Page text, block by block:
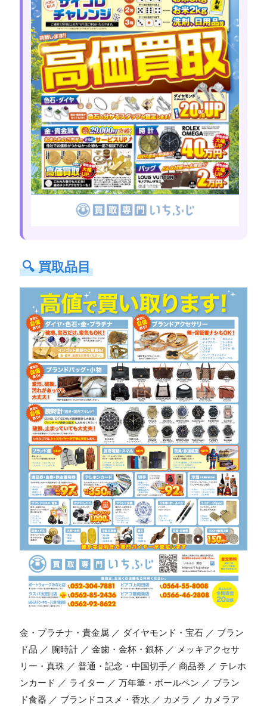
🔍買取品目
金・プラチナ・貴金属 ／ ダイヤモンド・宝石 ／ ブラン
ド品 ／ 腕時計 ／ 金歯・金杯・銀杯 ／ メッキアクセサ
リー・真珠 ／ 普通・記念・中国切手／ 商品券 ／ テレホ
ンカード ／ ライター ／ 万年筆・ボールペン ／ ブラン
ド食器 ／ ブランドコスメ・香水 ／ カメラ ／ カメラア